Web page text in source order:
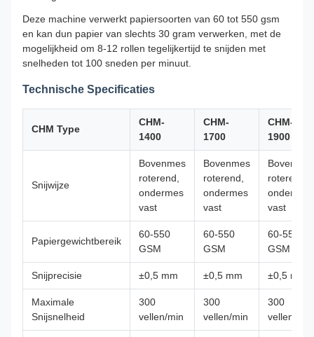
Deze machine verwerkt papiersoorten van 60 tot 550 gsm
en kan dun papier van slechts 30 gram verwerken, met de
mogelijkheid om 8-12 rollen tegelijkertijd te snijden met
snelheden tot 100 sneden per minuut.
Technische Specificaties
CHM Type
CHM-
1400
CHM-
1700
CHM-
1900
Snijwijze
Bovenmes
roterend,
ondermes
vast
Bovenmes
roterend,
ondermes
vast
Bovenmes
roterend,
ondermes
vast
Papiergewichtbereik
60-550
GSM
60-550
GSM
60-550
GSM
Snijprecisie ±0,5 mm ±0,5 mm ±0,5 mm
Maximale
Snijsnelheid
300
vellen/min
300
vellen/min
300
vellen/min